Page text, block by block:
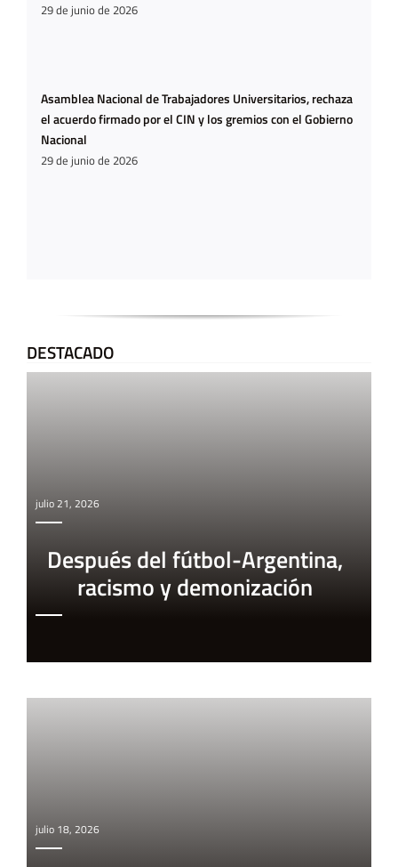
29 de junio de 2026
Asamblea Nacional de Trabajadores Universitarios, rechaza
el acuerdo firmado por el CIN y los gremios con el Gobierno
Nacional
29 de junio de 2026
DESTACADO
julio 21, 2026
Después del fútbol-Argentina,
racismo y demonización
julio 18, 2026